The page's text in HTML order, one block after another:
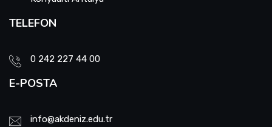
TELEFON
0 242 227 44 00
E-POSTA
info@akdeniz.edu.tr